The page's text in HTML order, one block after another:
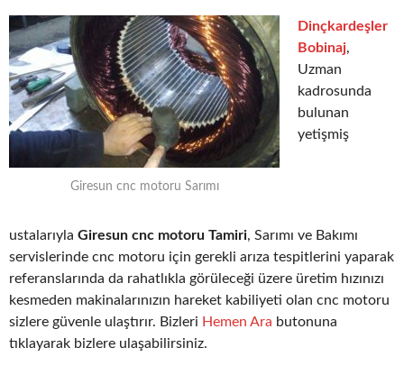
Giresun cnc motoru Sarımı
Dinçkardeşler
Bobinaj,
Uzman
kadrosunda
bulunan
yetişmiş
ustalarıyla Giresun cnc motoru Tamiri, Sarımı ve Bakımı
servislerinde cnc motoru için gerekli arıza tespitlerini yaparak
referanslarında da rahatlıkla görüleceği üzere üretim hızınızı
kesmeden makinalarınızın hareket kabiliyeti olan cnc motoru
sizlere güvenle ulaştırır. Bizleri Hemen Ara butonuna
tıklayarak bizlere ulaşabilirsiniz.